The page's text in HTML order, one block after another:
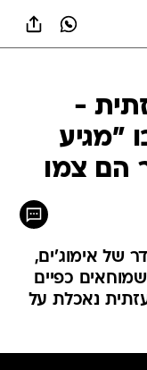
-
"מגיע
הם צמו
של אימוג'ים,
כפיים
נאכלת על